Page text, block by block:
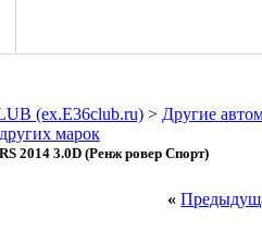
(ex.E36club.ru) > Другие
марок
2014 3.0D (Ренж ровер Спорт)
«